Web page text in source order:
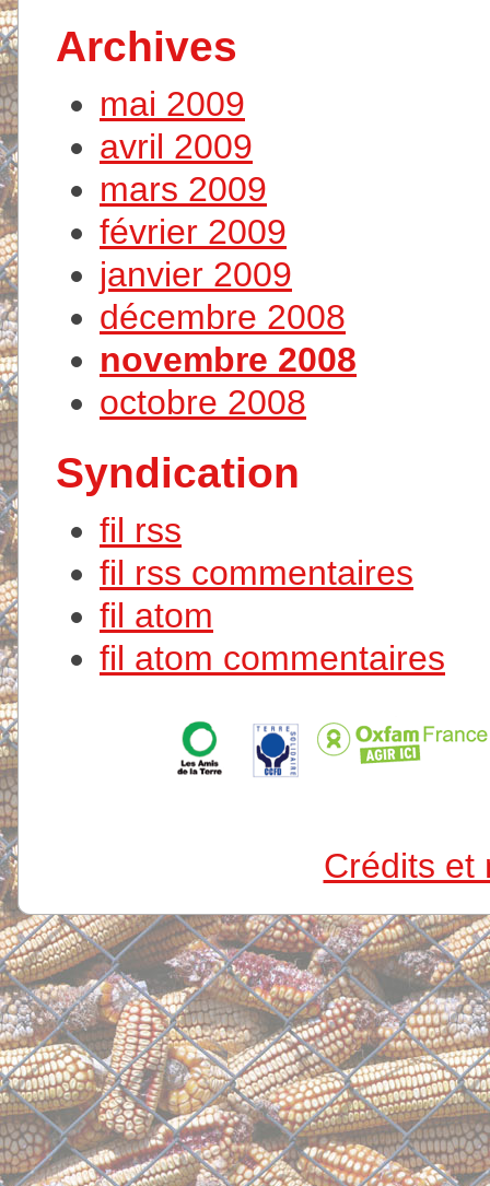
Archives
mai 2009
avril 2009
mars 2009
février 2009
janvier 2009
décembre 2008
novembre 2008
octobre 2008
Syndication
fil rss
fil rss commentaires
fil atom
fil atom commentaires
Crédits et